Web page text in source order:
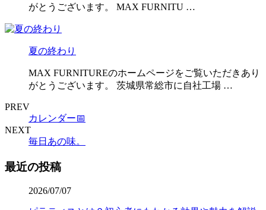
がとうございます。 MAX FURNITU …
夏の終わり
MAX FURNITUREのホームページをご覧いただきあり
がとうございます。 茨城県常総市に自社工場 …
PREV
カレンダー📅
NEXT
毎日あの味。
最近の投稿
2026/07/07